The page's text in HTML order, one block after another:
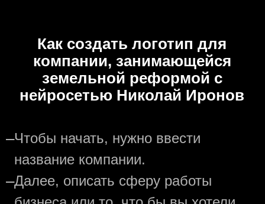
Как создать логотип для
компании, занимающейся
земельной реформой с
нейросетью Николай Иронов
—Чтобы начать, нужно ввести
название компании.
—Далее, описать сферу работы